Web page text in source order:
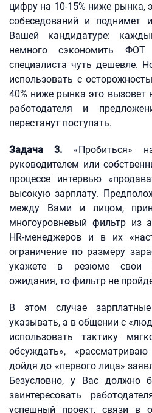
цифру на 10-15% ниже рынка,
собеседований и поднимет
Вашей кандидатуре:
немного сэкономить
специалиста чуть дешевле.
использовать с
40% ниже рынка это вызовет
работодателя и
перестанут поступать.
Задача 3. «Пробиться»
руководителем или
процессе интервью
высокую зарплату.
между Вами и лицом,
многоуровневый фильтр из
HR-менеджеров и в их
ограничение по размеру
укажете в резюме свои
ожидания, то фильтр не
В этом случае
указывать, а в общении с
использовать тактику
обсуждать»,
дойдя до «первого лица»
Безусловно, у Вас должно
заинтересовать
успешный проект, связи в